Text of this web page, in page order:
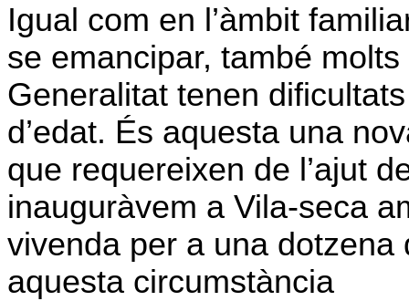
Igual com en l’àmbit
se emancipar, també
Generalitat tenen
d’edat. És aquesta una
que requereixen de l’ajut
inauguràvem a Vila-seca
vivenda per a una
aquesta circumstància